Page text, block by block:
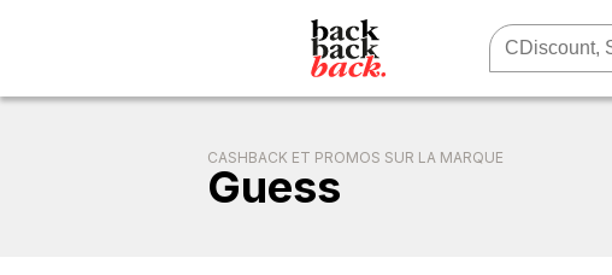
CASHBACK ET PROMOS SUR LA MARQUE
Guess